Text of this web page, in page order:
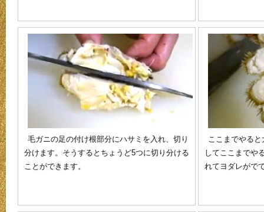
毛ガニの足の付け根部分にハサミを入れ、切り
分けます。そうするとちょうど5つに切り分ける
ことができます。
ここまでやる
してここまでや
れてヨダレがで